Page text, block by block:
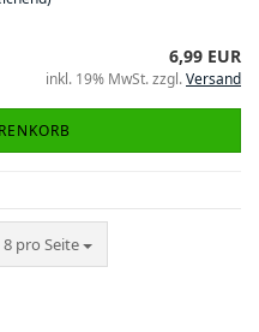
6,99 EUR
inkl. 19% MwSt. zzgl.Versand
8 pro Seite
pro Seite